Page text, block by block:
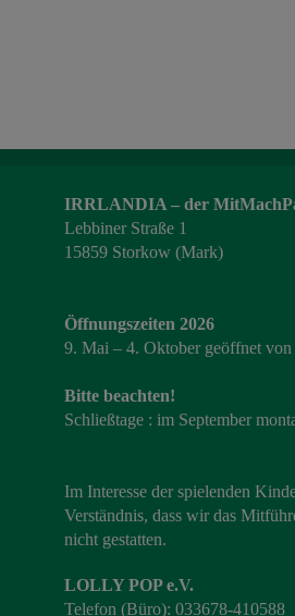
IRRLANDIA – der
Lebbiner Straße 1
15859 Storkow (Mark)
Öffnungszeiten 2026
9. Mai – 4. Oktober geöffnet
Bitte beachten!
Schließtage : im September
Im Interesse der spielenden
Verständnis, dass wir das
nicht gestatten.
LOLLY POP e.V.
Telefon (Büro): 033678-410588